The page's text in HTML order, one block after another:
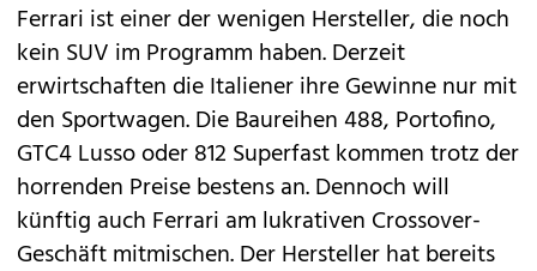
Ferrari ist einer der wenigen Hersteller, die noch
kein SUV im Programm haben. Derzeit
erwirtschaften die Italiener ihre Gewinne nur mit
den Sportwagen. Die Baureihen488, Portofino,
GTC4 Lussooder812 Superfastkommen trotz der
horrenden Preise bestens an. Dennoch will
künftig auch Ferrari am lukrativen Crossover-
Geschäft mitmischen. Der Hersteller hat bereits